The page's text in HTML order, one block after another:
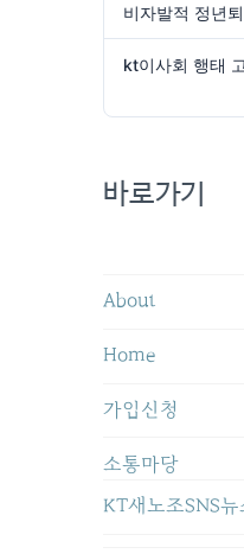
kt이사회 행태
바로가기
About
Home
가입신청
소통마당
KT새노조SNS뉴